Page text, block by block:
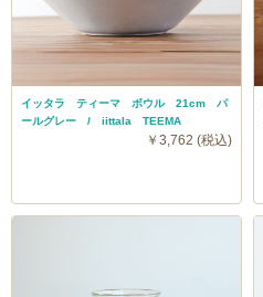
イッタラ ティーマ ボウル 21cm パ
ールグレー / iittala TEEMA
￥3,762 (税込)